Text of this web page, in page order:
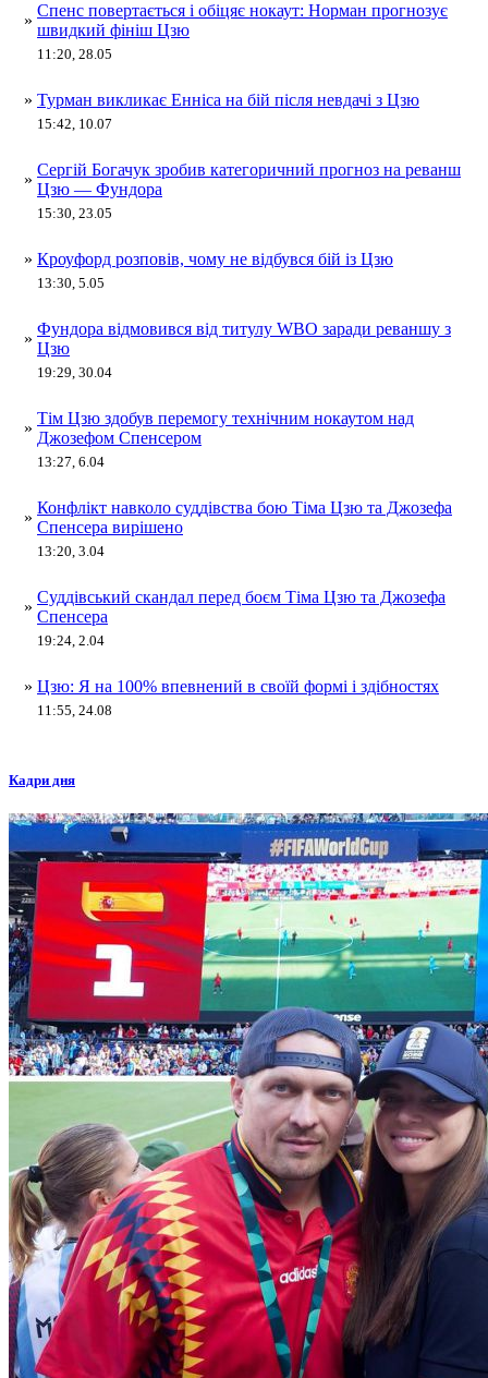
»
Спенс повертається і обіцяє нокаут: Норман прогнозує
швидкий фініш Цзю
11:20, 28.05
» Турман викликає Енніса на бій після невдачі з Цзю
15:42, 10.07
»
Сергій Богачук зробив категоричний прогноз на реванш
Цзю — Фундора
15:30, 23.05
» Кроуфорд розповів, чому не відбувся бій із Цзю
13:30, 5.05
»
Фундора відмовився від титулу WBO заради реваншу з
Цзю
19:29, 30.04
»
Тім Цзю здобув перемогу технічним нокаутом над
Джозефом Спенсером
13:27, 6.04
»
Конфлікт навколо суддівства бою Тіма Цзю та Джозефа
Спенсера вирішено
13:20, 3.04
»
Суддівський скандал перед боєм Тіма Цзю та Джозефа
Спенсера
19:24, 2.04
» Цзю: Я на 100% впевнений в своїй формі і здібностях
11:55, 24.08
Кадри дня